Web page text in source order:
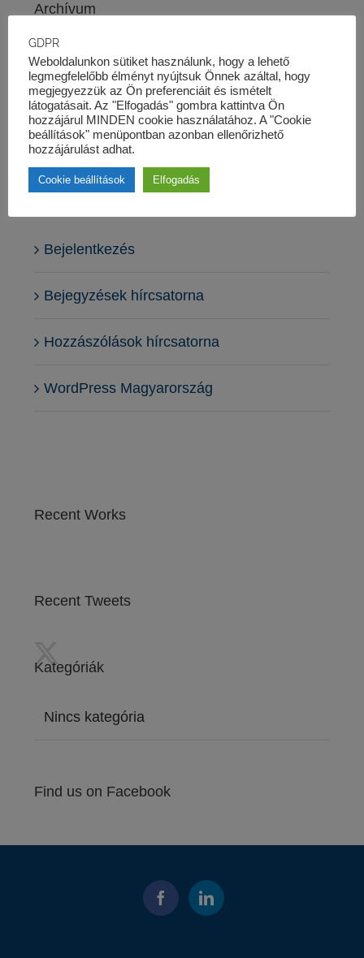
Archívum
Kategóriák
Nincs kategória
Bejelentkezés
Bejegyzések hírcsatorna
Hozzászólások hírcsatorna
WordPress Magyarország
Recent Works
Recent Tweets
Kategóriák
Nincs kategória
Find us on Facebook
GDPR
Weboldalunkon sütiket használunk, hogy a lehető
legmegfelelőbb élményt nyújtsuk Önnek azáltal, hogy
megjegyezzük az Ön preferenciáit és ismételt
látogatásait. Az "Elfogadás" gombra kattintva Ön
hozzájárul MINDEN cookie használatához. A "Cookie
beállítások" menüpontban azonban ellenőrizhető
hozzájárulást adhat.
Cookie beállítások Elfogadás